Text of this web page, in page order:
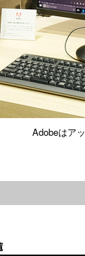
Adobeはア